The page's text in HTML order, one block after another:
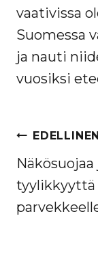
vaativissa
Suomessa
ja nauti
vuosiksi
EDELLINEN
Näkösuojaa
tyylikkyyttä